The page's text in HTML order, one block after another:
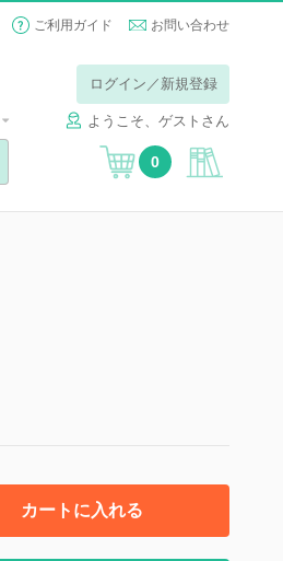
ご利用ガイド お問い合わせ
ログイン／新規登録
ようこそ、ゲストさん
0
カートに入れる